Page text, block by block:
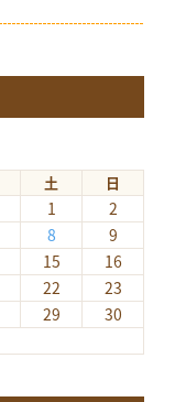
土 日
1
2
8
9
15
16
22
23
29
30